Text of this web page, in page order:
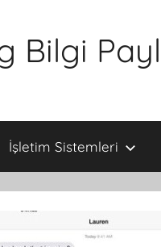
İşletim Sistemleri